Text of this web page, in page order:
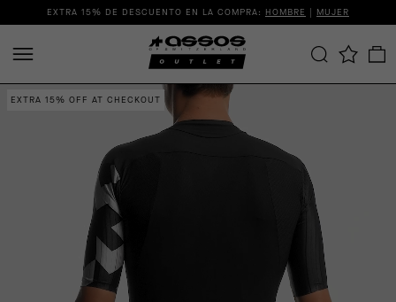
EXTRA 15% DE DESCUENTO EN LA COMPRA: HOMBRE | MUJER
EXTRA 15% OFF AT CHECKOUT